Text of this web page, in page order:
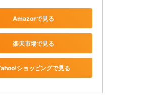
Amazonで見る
楽天市場で見る
ショッピングで見る